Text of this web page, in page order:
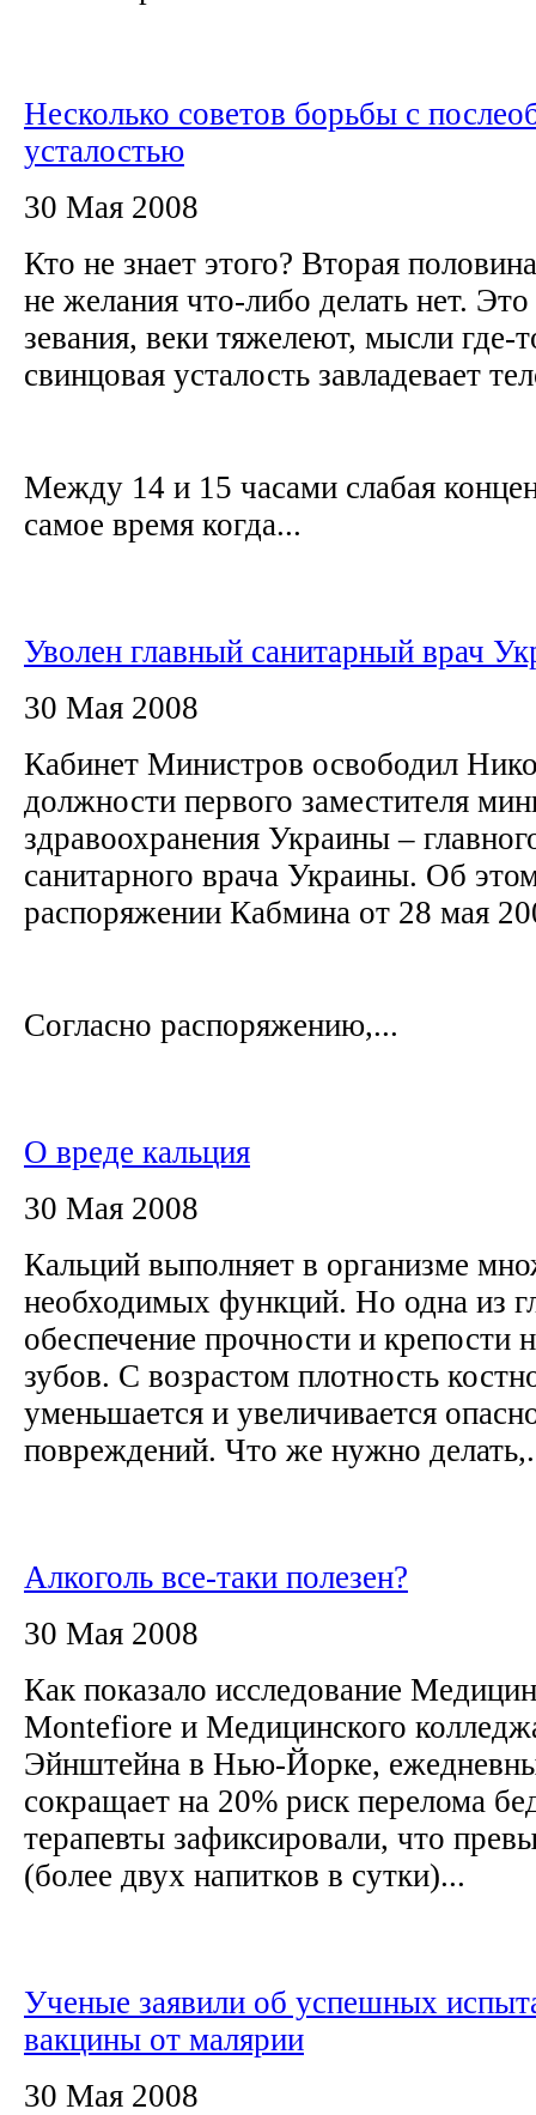
Несколько советов борьбы с
усталостью
30 Мая 2008
Кто не знает этого? Вторая
не желания что-либо делать нет.
зевания, веки тяжелеют, мысли где-
свинцовая усталость завладевает
Между 14 и 15 часами слабая
самое время когда...
Уволен главный санитарный врач
30 Мая 2008
Кабинет Министров освободил
должности первого заместителя
здравоохранения Украины –
санитарного врача Украины. Об
распоряжении Кабмина от 28 мая
Согласно распоряжению,...
О вреде кальция
30 Мая 2008
Кальций выполняет в организме
необходимых функций. Но одна из
обеспечение прочности и крепости
зубов. С возрастом плотность
уменьшается и увеличивается
повреждений. Что же нужно
Алкоголь все-таки полезен?
30 Мая 2008
Как показало исследование
Montefiore и Медицинского
Эйнштейна в Нью-Йорке,
сокращает на 20% риск перелома
терапевты зафиксировали, что
(более двух напитков в сутки)...
Ученые заявили об успешных
вакцины от малярии
30 Мая 2008